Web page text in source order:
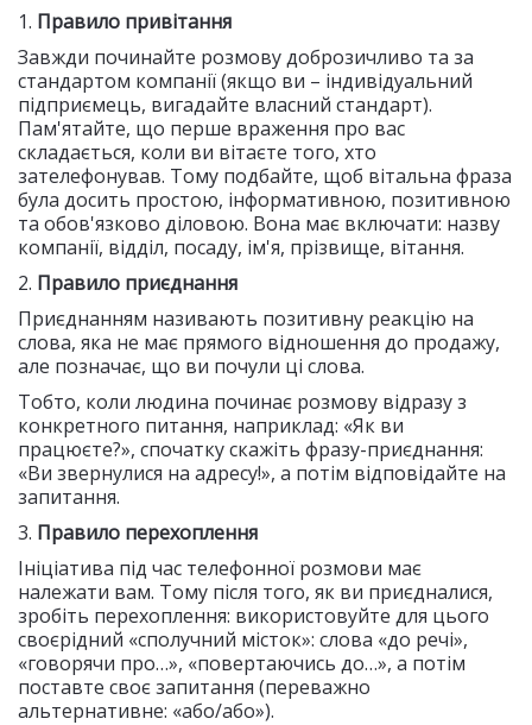
1. Правило привітання
Завжди починайте розмову доброзичливо та за
стандартом компанії (якщо ви – індивідуальний
підприємець, вигадайте власний стандарт).
Пам'ятайте, що перше враження про вас
складається, коли ви вітаєте того, хто
зателефонував. Тому подбайте, щоб вітальна фраза
була досить простою, інформативною, позитивною
та обов'язково діловою. Вона має включати: назву
компанії, відділ, посаду, ім'я, прізвище, вітання.
2. Правило приєднання
Приєднанням називають позитивну реакцію на
слова, яка не має прямого відношення до продажу,
але позначає, що ви почули ці слова.
Тобто, коли людина починає розмову відразу з
конкретного питання, наприклад: «Як ви
працюєте?», спочатку скажіть фразу-приєднання:
«Ви звернулися на адресу!», а потім відповідайте на
запитання.
3. Правило перехоплення
Ініціатива під час телефонної розмови має
належати вам. Тому після того, як ви приєдналися,
зробіть перехоплення: використовуйте для цього
своєрідний «сполучний місток»: слова «до речі»,
«говорячи про…», «повертаючись до…», а потім
поставте своє запитання (переважно
альтернативне: «або/або»).